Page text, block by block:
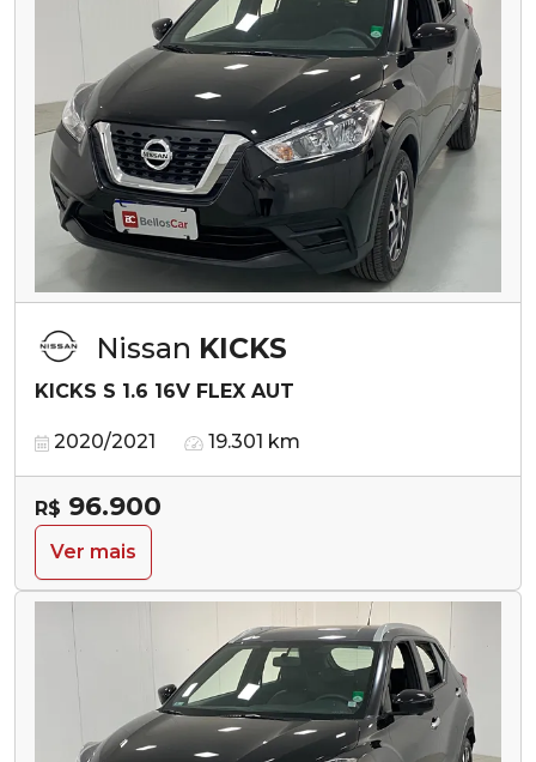
Nissan KICKS
KICKS S 1.6 16V FLEX AUT
2020/2021 19.301 km
R$ 96.900
Ver mais